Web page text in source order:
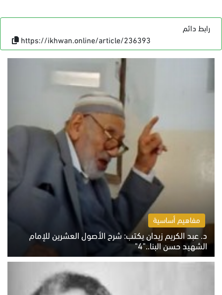
رابط دائم
https://ikhwan.online/article/236393
مفاهيم أساسية
د. عبد الكريم زيدان يكتب: شرح الأصول العشرين للإمام
الشهيد حسن البنا.."4"
الخميس 6 أغسطس 2026 10:27 ص